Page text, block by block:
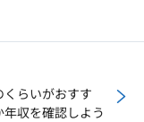
らいがおすす
収を確認しよう